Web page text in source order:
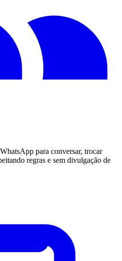
para conversar, trocar
regras e sem divulgação de